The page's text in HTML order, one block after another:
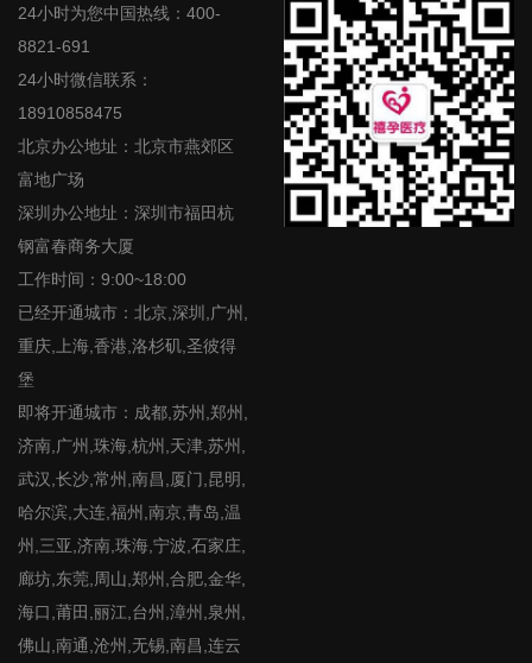
24小时为您中国热线：400-
8821-691
24小时微信联系：
18910858475
北京办公地址：北京市燕郊区
富地广场
深圳办公地址：深圳市福田杭
钢富春商务大厦
工作时间：9:00~18:00
已经开通城市：北京,深圳,广州,
重庆,上海,香港,洛杉矶,圣彼得
堡
即将开通城市：成都,苏州,郑州,
济南,广州,珠海,杭州,天津,苏州,
武汉,长沙,常州,南昌,厦门,昆明,
哈尔滨,大连,福州,南京,青岛,温
州,三亚,济南,珠海,宁波,石家庄,
廊坊,东莞,周山,郑州,合肥,金华,
海口,莆田,丽江,台州,漳州,泉州,
佛山,南通,沧州,无锡,南昌,连云